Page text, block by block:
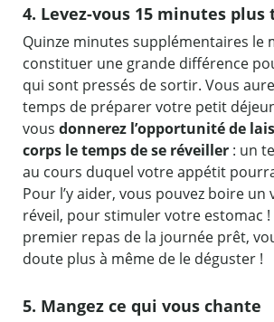
4. Levez-vous 15 minutes plus
Quinze minutes supplémentaires le
constituer une grande différence
qui sont pressés de sortir. Vous
temps de préparer votre petit
vous donnerez l’opportunité de
corps le temps de se réveiller : un
au cours duquel votre appétit
Pour l’y aider, vous pouvez boire un
réveil, pour stimuler votre estomac
premier repas de la journée prêt,
doute plus à même de le déguster !
5. Mangez ce qui vous chante